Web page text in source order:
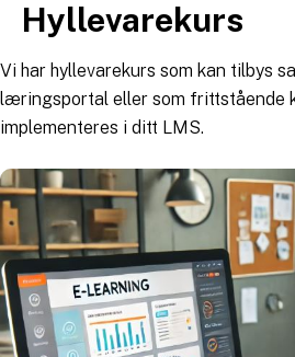
Hopp
innhold
Hyllevarekurs
Vi har hyllevarekurs som kan tilbys
læringsportal eller som frittstående
implementeres i ditt LMS.